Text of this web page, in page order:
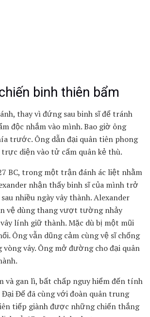
binh thiên bẩm
thay vì đứng sau binh sĩ để tránh
độc nhắm vào mình. Bao giờ ông
trước. Ông dẫn đại quân tiên phong
diện vào tử cấm quân kẻ thù.
BC, trong một trận đánh ác liệt nhằm
nhận thấy binh sĩ của mình trở
nhiều ngày vây thành. Alexander
vệ dùng thang vượt tường nhảy
lính giữ thành. Mặc dù bị một mũi
Ông vẫn dũng cảm cùng vệ sĩ chống
vòng vây. Ông mở đường cho đại quân
và gan lì, bất chấp nguy hiểm đến tính
Đại Đế đã cùng với đoàn quân trung
tiếp giành được những chiến thắng